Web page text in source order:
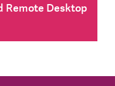
Remote Desktop